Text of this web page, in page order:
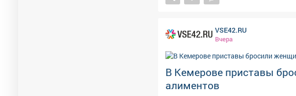
VSE42.RU
Вчера
В Кемерове приставы
алиментов